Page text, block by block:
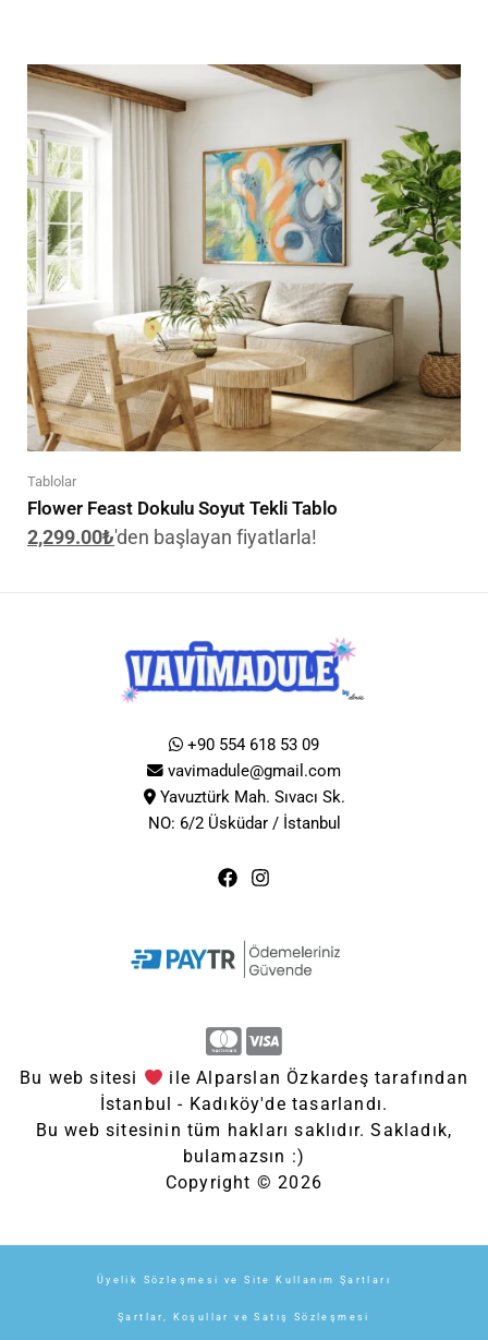
Tablolar
Flower Feast Dokulu Soyut Tekli Tablo
2,299.00₺'den başlayan fiyatlarla!
+90 554 618 53 09
vavimadule@gmail.com
Yavuztürk Mah. Sıvacı Sk.
NO: 6/2 Üsküdar / İstanbul
Bu web sitesi
ile Alparslan Özkardeş tarafından
İstanbul - Kadıköy'de tasarlandı.
Bu web sitesinin tüm hakları saklıdır. Sakladık,
bulamazsın :)
Copyright © 2026
Üyelik Sözleşmesi ve Site Kullanım Şartları
Şartlar, Koşullar ve Satış Sözleşmesi